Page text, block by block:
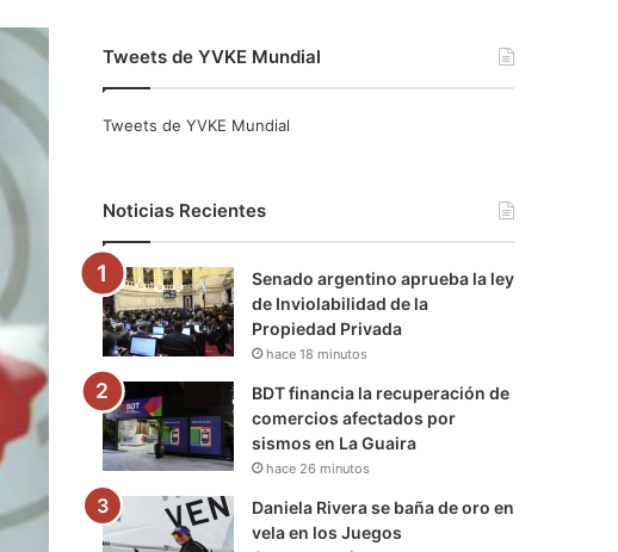
c
o
k
i
r
u
e
r
a
m
a
m
Tweets de YVKE Mundial
Tweets de YVKE Mundial
Noticias Recientes
Senado argentino aprueba la ley
de Inviolabilidad de la
Propiedad Privada
hace 18 minutos
BDT financia la recuperación de
comercios afectados por
sismos en La Guaira
hace 26 minutos
Daniela Rivera se baña de oro en
vela en los Juegos